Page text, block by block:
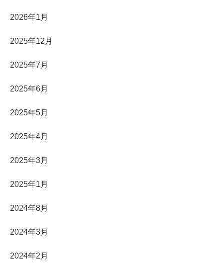
2026年1月
2025年12月
2025年7月
2025年6月
2025年5月
2025年4月
2025年3月
2025年1月
2024年8月
2024年3月
2024年2月